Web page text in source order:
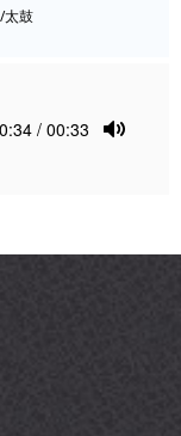
太鼓
/ 00:33